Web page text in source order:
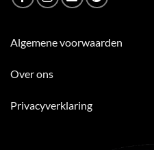
Algemene voorwaarden
Over ons
Privacyverklaring